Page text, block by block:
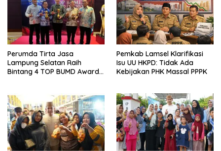
Perumda Tirta Jasa
Lampung Selatan Raih
Bintang 4 TOP BUMD Awards
Pemkab Lamsel Klarifikasi
Isu UU HKPD: Tidak Ada
Kebijakan PHK Massal PPPK